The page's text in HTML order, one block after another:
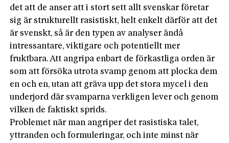
det att de anser att i stort sett allt svenskar företar
sig är strukturellt rasistiskt, helt enkelt därför att det
är svenskt, så är den typen av analyser ändå
intressantare, viktigare och poten­tiellt mer
fruktbara. Att angripa enbart de förkastliga orden är
som att försöka utrota svamp genom att plocka dem
en och en, utan att gräva upp det stora mycel i den
underjord där svamparna verkligen lever och genom
vilken de faktiskt sprids.
Problemet när man angriper det rasistiska talet,
yttranden och formuleringar, och inte minst när